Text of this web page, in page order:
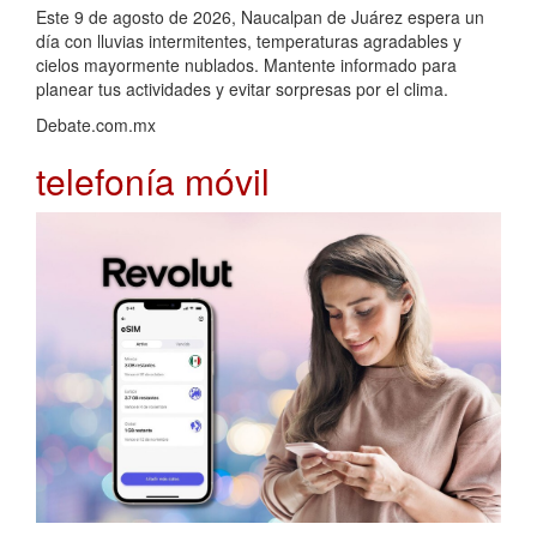
Este 9 de agosto de 2026, Naucalpan de Juárez espera un
día con lluvias intermitentes, temperaturas agradables y
cielos mayormente nublados. Mantente informado para
planear tus actividades y evitar sorpresas por el clima.
Debate.com.mx
telefonía móvil